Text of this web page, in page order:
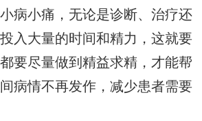
病小痛，无论是诊断、治疗还
入大量的时间和精力，这就要
要尽量做到精益求精，才能帮
病情不再发作，减少患者需要